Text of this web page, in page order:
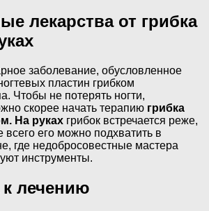
лекарства от грибка
заболевание, обусловленное
пластин грибком
Чтобы не потерять ногти,
скорее начать терапию грибка
На руках грибок встречается реже,
его можно подхватить в
где недобросовестные мастера
инструменты.
к лечению